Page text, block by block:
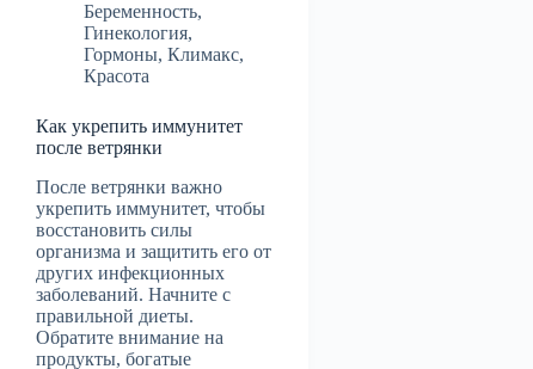
Беременность,
Гинекология,
Гормоны, Климакс,
Красота
Как укрепить иммунитет
после ветрянки
После ветрянки важно
укрепить иммунитет, чтобы
восстановить силы
организма и защитить его от
других инфекционных
заболеваний. Начните с
правильной диеты.
Обратите внимание на
продукты, богатые